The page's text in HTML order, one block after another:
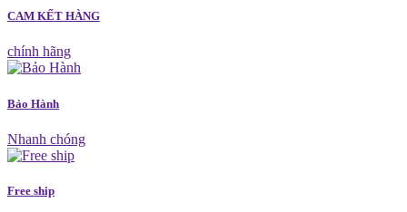
CAM KẾT HÀNG
chính hãng
Bảo Hành
Nhanh chóng
Free ship